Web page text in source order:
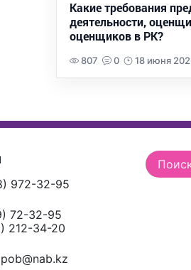
Какие требования
деятельности,
оценщиков в РК?
807 0 18 июня
972-32-95
72-32-95
212-34-20
pob@nab.kz